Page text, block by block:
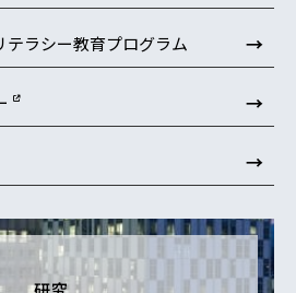
ラシー教育プログラム →
→
→